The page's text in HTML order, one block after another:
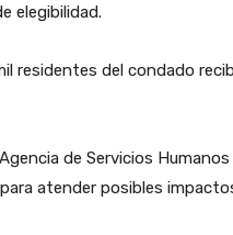
elegibilidad.
residentes del condado
de Servicios
atender posibles